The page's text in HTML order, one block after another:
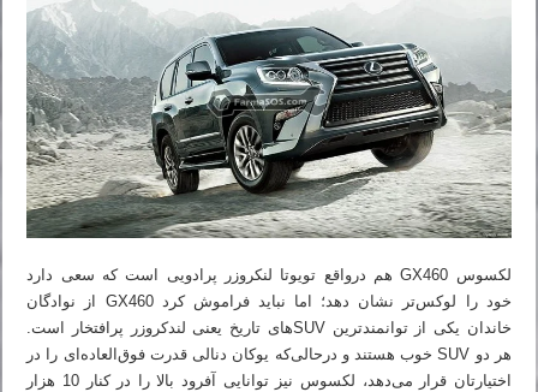
لکسوس GX460 هم درواقع تویوتا لنکروزر پرادویی است که سعی دارد
خود را لوکس‌تر نشان دهد؛ اما نباید فراموش کرد GX460 از نوادگان
خاندان یکی از توانمندترین SUVهای تاریخ یعنی لندکروزر پرافتخار است.
هر دو SUV خوب هستند و درحالی‌که یوکان دنالی قدرت فوق‌العاده‌ای را در
اختیارتان قرار می‌دهد، لکسوس نیز توانایی آفرود بالا را در کنار 10 هزار